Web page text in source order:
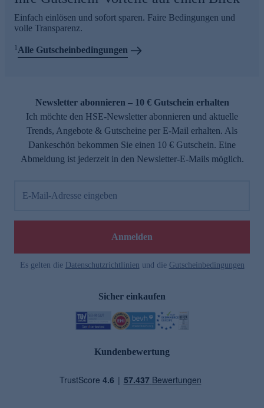
Einfach einlösen und sofort sparen. Faire Bedingungen und
volle Transparenz.
1Alle Gutscheinbedingungen
Newsletter abonnieren – 10 € Gutschein erhalten
Ich möchte den HSE-Newsletter abonnieren und aktuelle
Trends, Angebote & Gutscheine per E-Mail erhalten. Als
Dankeschön bekommen Sie einen 10 € Gutschein. Eine
Abmeldung ist jederzeit in den Newsletter-E-Mails möglich.
E-Mail-Adresse eingeben
Anmelden
Es gelten die Datenschutzrichtlinien und die Gutscheinbedingungen
Sicher einkaufen
Kundenbewertung